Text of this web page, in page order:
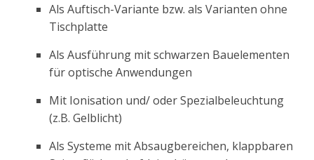
Als Auftisch-Variante bzw. als Varianten ohne
Tischplatte
Als Ausführung mit schwarzen Bauelementen
für optische Anwendungen
Mit Ionisation und/ oder Spezialbeleuchtung
(z.B. Gelblicht)
Als Systeme mit Absaugbereichen, klappbaren